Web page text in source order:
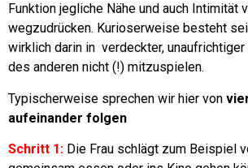
Funktion jegliche Nähe und auch Intimität
wegzudrücken. Kurioserweise besteht
wirklich darin in verdeckter, unaufrichtiger
des anderen nicht (!) mitzuspielen.
Typischerweise sprechen wir hier von
aufeinander folgen
Schritt 1: Die Frau schlägt zum Beispiel